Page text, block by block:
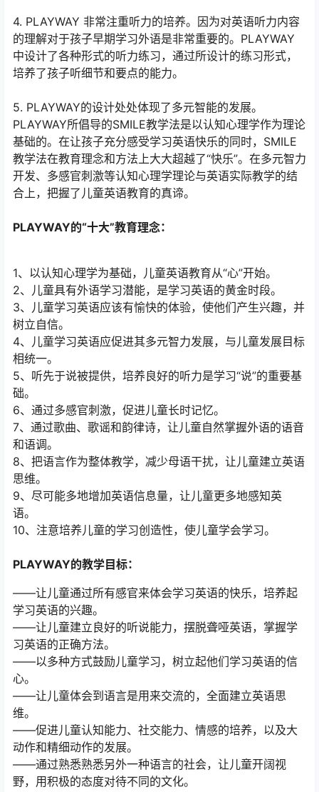
4. PLAYWAY 非常注重听力的培养。因为对英语听力内容
的理解对于孩子早期学习外语是非常重要的。PLAYWAY
中设计了各种形式的听力练习，通过所设计的练习形式，
培养了孩子听细节和要点的能力。
5. PLAYWAY的设计处处体现了多元智能的发展。
PLAYWAY所倡导的SMILE教学法是以认知心理学作为理论
基础的。在让孩子充分感受学习英语快乐的同时，SMILE
教学法在教育理念和方法上大大超越了“快乐”。在多元智力
开发、多感官刺激等认知心理学理论与英语实际教学的结
合上，把握了儿童英语教育的真谛。
PLAYWAY的“十大”教育理念：
1、以认知心理学为基础，儿童英语教育从“心”开始。
2、儿童具有外语学习潜能，是学习英语的黄金时段。
3、儿童学习英语应该有愉快的体验，使他们产生兴趣，并
树立自信。
4、儿童学习英语应促进其多元智力发展，与儿童发展目标
相统一。
5、听先于说被提供，培养良好的听力是学习“说”的重要基
础。
6、通过多感官刺激，促进儿童长时记忆。
7、通过歌曲、歌谣和韵律诗，让儿童自然掌握外语的语音
和语调。
8、把语言作为整体教学，减少母语干扰，让儿童建立英语
思维。
9、尽可能多地增加英语信息量，让儿童更多地感知英
语。
10、注意培养儿童的学习创造性，使儿童学会学习。
PLAYWAY的教学目标：
——让儿童通过所有感官来体会学习英语的快乐，培养起
学习英语的兴趣。
——让儿童建立良好的听说能力，摆脱聋哑英语，掌握学
习英语的正确方法。
——以多种方式鼓励儿童学习，树立起他们学习英语的信
心。
——让儿童体会到语言是用来交流的，全面建立英语思
维。
——促进儿童认知能力、社交能力、情感的培养，以及大
动作和精细动作的发展。
——通过熟悉熟悉另外一种语言的社会，让儿童开阔视
野，用积极的态度对待不同的文化。